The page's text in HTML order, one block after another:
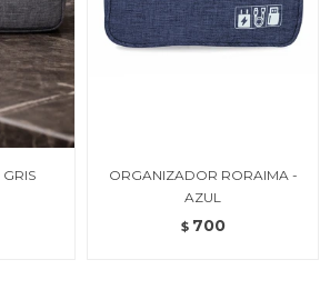
ORGANIZADOR RORAIMA -
AZUL
$ 700